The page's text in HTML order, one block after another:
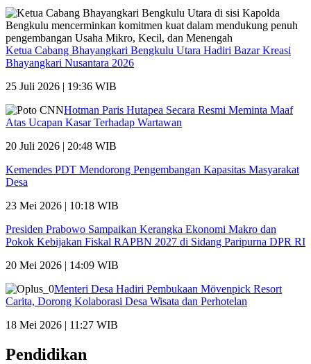
Ketua Cabang Bhayangkari Bengkulu Utara Hadiri Bazar Kreasi
Bhayangkari Nusantara 2026
25 Juli 2026 | 19:36 WIB
Hotman Paris Hutapea Secara Resmi Meminta Maaf
Atas Ucapan Kasar Terhadap Wartawan
20 Juli 2026 | 20:48 WIB
Kemendes PDT Mendorong Pengembangan Kapasitas Masyarakat
Desa
23 Mei 2026 | 10:18 WIB
Presiden Prabowo Sampaikan Kerangka Ekonomi Makro dan
Pokok Kebijakan Fiskal RAPBN 2027 di Sidang Paripurna DPR RI
20 Mei 2026 | 14:09 WIB
Menteri Desa Hadiri Pembukaan Mövenpick Resort
Carita, Dorong Kolaborasi Desa Wisata dan Perhotelan
18 Mei 2026 | 11:27 WIB
Pendidikan